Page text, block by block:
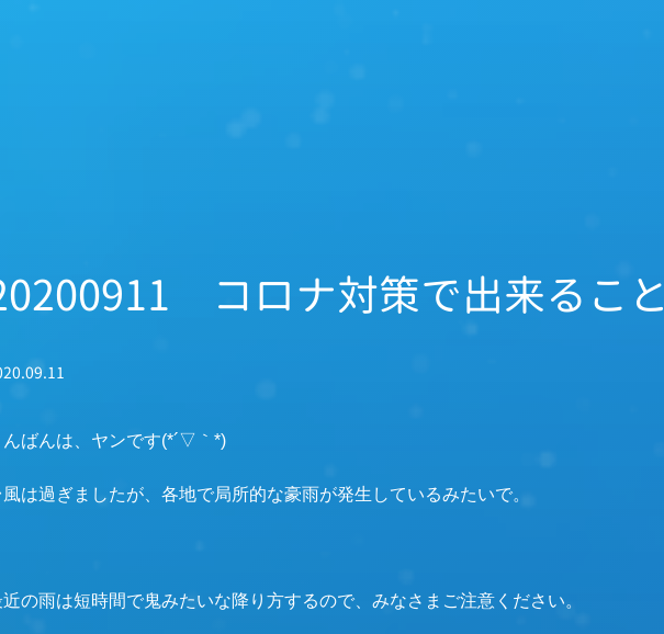
コロナ対策で出来ること
ばんは、ヤンです(*´▽｀*)
は過ぎましたが、各地で局所的な豪雨が発生しているみたいで。
の雨は短時間で鬼みたいな降り方するので、みなさまご注意ください。